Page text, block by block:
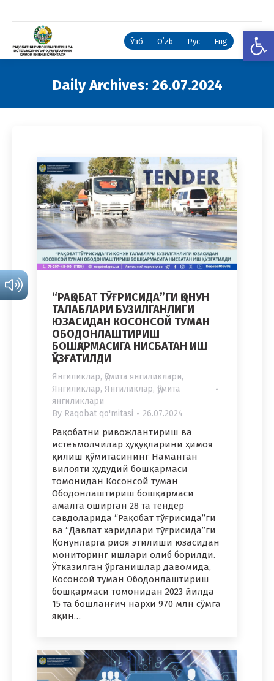
Ўзб Oʻzb Рус Eng
Daily Archives: 26.07.2024
“РАҚОБАТ ТЎҒРИСИДА”ГИ ҚОНУН
ТАЛАБЛАРИ БУЗИЛГАНЛИГИ
ЮЗАСИДАН КОСОНСОЙ ТУМАН
ОБОДОНЛАШТИРИШ
БОШҚАРМАСИГА НИСБАТАН ИШ
ҚЎЗҒАТИЛДИ
Янгиликлар, Қўмита янгиликлари,
Янгиликлар, Янгиликлар, Қўмита
янгиликлари
By Raqobat qo'mitasi 26.07.2024
Рақобатни ривожлантириш ва
истеъмолчилар ҳуқуқларини ҳимоя
қилиш қўмитасининг Наманган
вилояти ҳудудий бошқармаси
томонидан Косонсой туман
Ободонлаштириш бошқармаси
амалга оширган 28 та тендер
савдоларида “Рақобат тўғрисида”ги
ва “Давлат харидлари тўғрисида”ги
Қонунларга риоя этилиши юзасидан
мониторинг ишлари олиб борилди.
Ўтказилган ўрганишлар давомида,
Косонсой туман Ободонлаштириш
бошқармаси томонидан 2023 йилда
15 та бошланғич нархи 970 млн сўмга
яқин…